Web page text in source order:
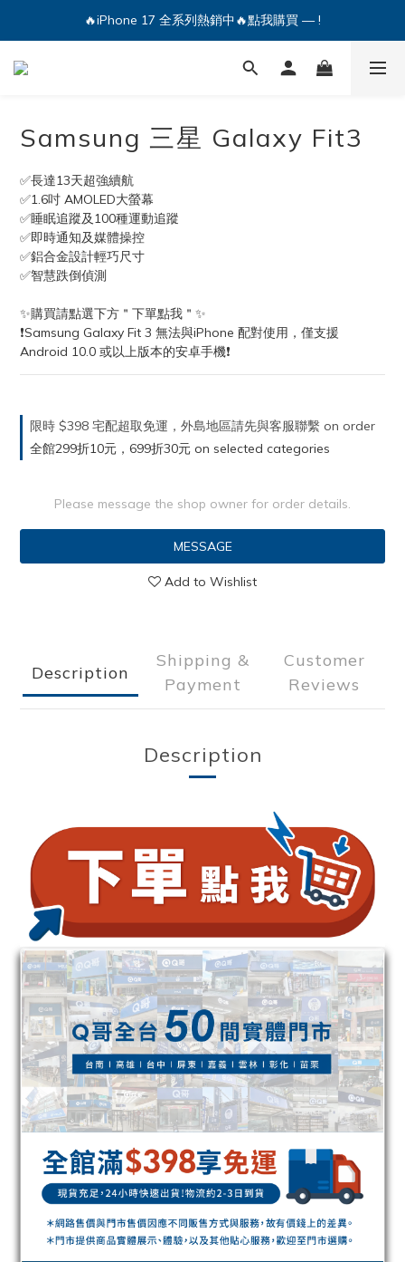
🔥iPhone 17 全系列熱銷中🔥點我購買 — !
🔥iPhone 17 全系列熱銷中🔥點我購買 — !
💕加入Q哥 Line 新好友領優惠券！🎫
Samsung 三星 Galaxy Fit3
✅長達13天超強續航
✅1.6吋 AMOLED大螢幕
✅睡眠追蹤及100種運動追蹤
✅即時通知及媒體操控
✅鋁合金設計輕巧尺寸
✅智慧跌倒偵測
✨購買請點選下方＂下單點我＂✨
❗Samsung Galaxy Fit 3 無法與iPhone 配對使用，僅支援
Android 10.0 或以上版本的安卓手機❗
限時 $398 宅配超取免運，外島地區請先與客服聯繫 on order
全館299折10元，699折30元 on selected categories
Please message the shop owner for order details.
MESSAGE
Add to Wishlist
Description
Shipping &
Payment
Customer
Reviews
Description